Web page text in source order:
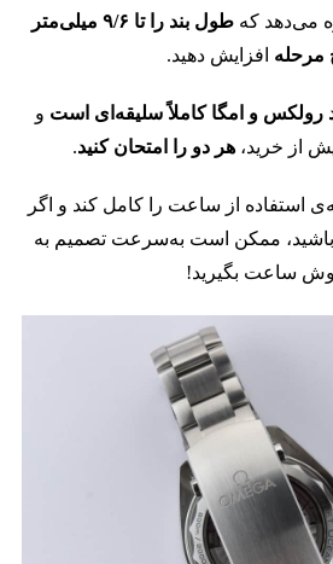
می‌دهد که
طول بند را تا ۹/۶ میلی‌متر
مرحله افزایش دهید.
رولکس و امگا کاملاً سلیقه‌ای است و
از خرید،هر دو را امتحان کنید.
استفاده از ساعت را کامل کند و اگر
ممکن است به‌سرعت تصمیم به
ساعت بگیرید!